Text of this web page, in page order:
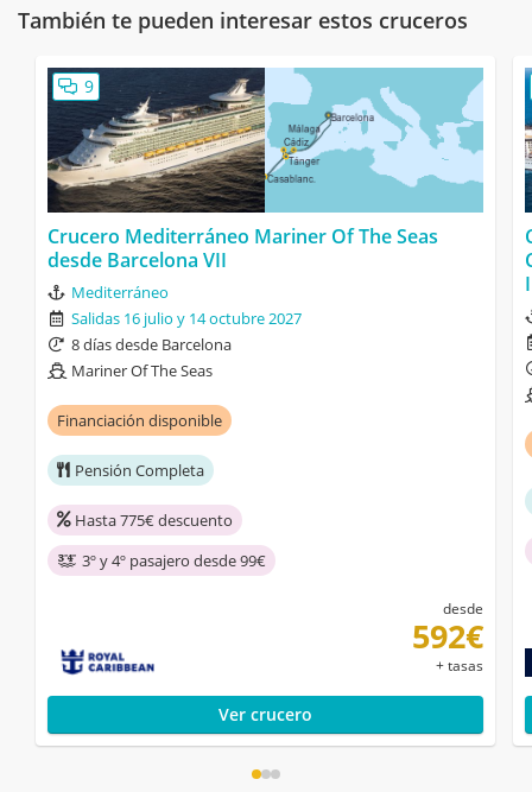
También te pueden interesar estos cruceros
9
Crucero Mediterráneo Mariner Of The Seas
desde Barcelona VII
Mediterráneo
Salidas 16 julio y 14 octubre 2027
8 días desde Barcelona
Mariner Of The Seas
Financiación disponible
Pensión Completa
Hasta 775€ descuento
3º y 4º pasajero desde 99€
desde
592€
+ tasas
Ver crucero